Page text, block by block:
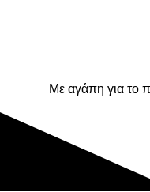
Με αγάπη για το